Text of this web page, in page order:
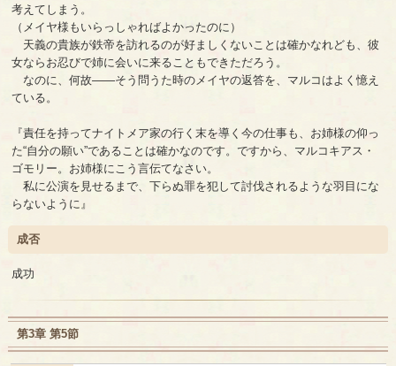
考えてしまう。
（メイヤ様もいらっしゃればよかったのに）
天義の貴族が鉄帝を訪れるのが好ましくないことは確かなれども、彼
女ならお忍びで姉に会いに来ることもできただろう。
なのに、何故――そう問うた時のメイヤの返答を、マルコはよく憶え
ている。
『責任を持ってナイトメア家の行く末を導く今の仕事も、お姉様の仰っ
た“自分の願い”であることは確かなのです。ですから、マルコキアス・
ゴモリー。お姉様にこう言伝てなさい。
私に公演を見せるまで、下らぬ罪を犯して討伐されるような羽目にな
らないように』
成否
成功
第3章 第5節